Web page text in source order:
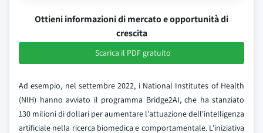
Ottieni informazioni di mercato e opportunità di
crescita
Scarica il PDF gratuito
Ad esempio, nel settembre 2022, i National Institutes of Health
(NIH) hanno avviato il programma Bridge2AI, che ha stanziato
130 milioni di dollari per aumentare l'attuazione dell'intelligenza
artificiale nella ricerca biomedica e comportamentale. L'iniziativa